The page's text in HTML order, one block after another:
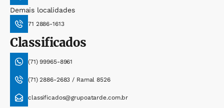
Demais localidades
71 2886-1613
Classificados
(71) 99965-8961
(71) 2886-2683 / Ramal 8526
classificados@grupoatarde.com.br